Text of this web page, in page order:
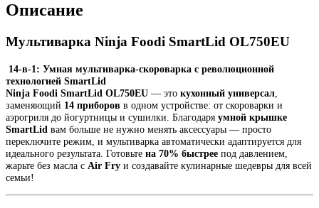
Описание
Мультиварка Ninja Foodi SmartLid OL750EU
14-в-1: Умная мультиварка-скороварка с революционной
технологией SmartLid
Ninja Foodi SmartLid OL750EU — это кухонный универсал
заменяющий 14 приборов в одном устройстве: от скороварки и
аэрогриля до йогуртницы и сушилки. Благодаря умной крышке
SmartLid вам больше не нужно менять аксессуары — просто
переключите режим, и мультиварка автоматически адаптируется для
идеального результата. Готовьте на 70% быстрее под давлением,
жарьте без масла с Air Fry и создавайте кулинарные шедевры для всей
семьи!